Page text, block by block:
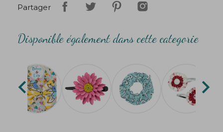
Partager
Disponible également dans cette categorie
 